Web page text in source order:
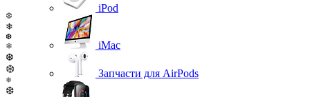
❆
❄
❆
❄
❆
❆
❅
❆
iPod
iMac
Запчасти для AirPods